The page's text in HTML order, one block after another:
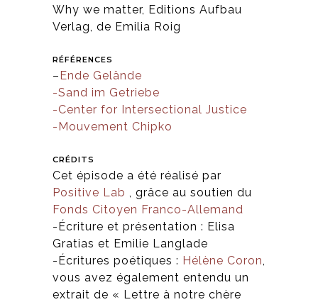
Why we matter, Editions Aufbau
Verlag, de Emilia Roig
RÉFÉRENCES
–Ende Gelände
-Sand im Getriebe
-Center for Intersectional Justice
-Mouvement Chipko
CRÉDITS
Cet épisode a été réalisé par
Positive Lab
, grâce au soutien du
Fonds Citoyen Franco-Allemand
-Écriture et présentation : Elisa
Gratias et Emilie Langlade
-Écritures poétiques : Hélène Coron
vous avez également entendu un
extrait de « Lettre à notre chère